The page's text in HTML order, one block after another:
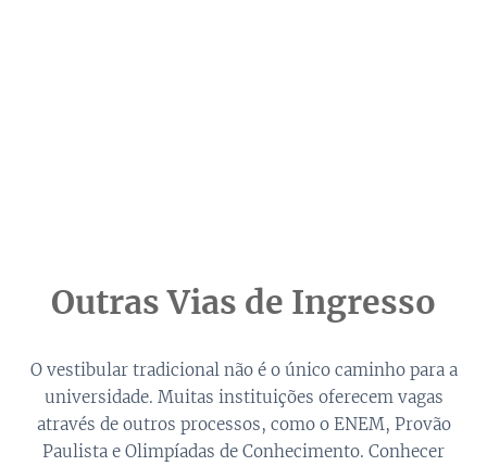
Outras Vias de Ingresso
O vestibular tradicional não é o único caminho para a
universidade. Muitas instituições oferecem vagas
através de outros processos, como o ENEM, Provão
Paulista e Olimpíadas de Conhecimento. Conhecer